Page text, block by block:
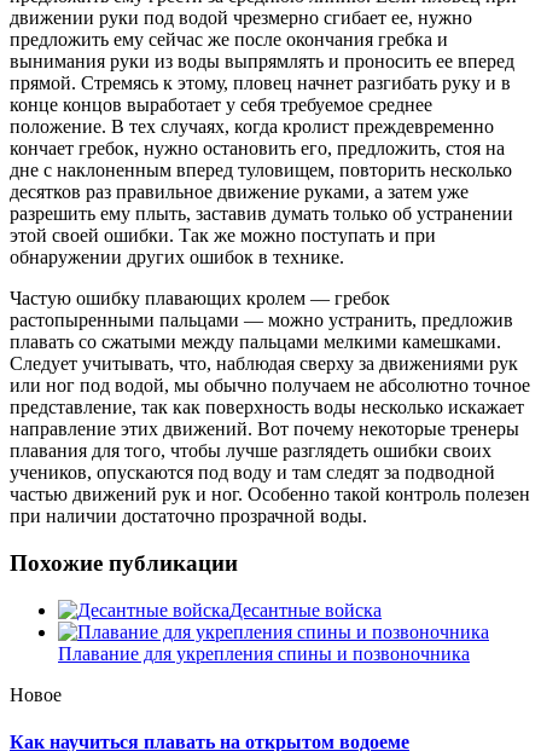
движении руки под водой чрезмерно сгибает ее, нужно
предложить ему сейчас же после окончания гребка и
вынимания руки из воды выпрямлять и проносить ее вперед
прямой. Стремясь к этому, пловец начнет разгибать руку и в
конце концов выработает у себя требуемое среднее
положение. В тех случаях, когда кролист преждевременно
кончает гребок, нужно остановить его, предложить, стоя на
дне с наклоненным вперед туловищем, повторить несколько
десятков раз правильное движение руками, а затем уже
разрешить ему плыть, заставив думать только об устранении
этой своей ошибки. Так же можно поступать и при
обнаружении других ошибок в технике.
Частую ошибку плавающих кролем — гребок
растопыренными пальцами — можно устранить, предложив
плавать со сжатыми между пальцами мелкими камешками.
Следует учитывать, что, наблюдая сверху за движениями рук
или ног под водой, мы обычно получаем не абсолютно точное
представление, так как поверхность воды несколько искажает
направление этих движений. Вот почему некоторые тренеры
плавания для того, чтобы лучше разглядеть ошибки своих
учеников, опускаются под воду и там следят за подводной
частью движений рук и ног. Особенно такой контроль полезен
при наличии достаточно прозрачной воды.
Похожие публикации
Десантные войска
Плавание для укрепления спины и позвоночника
Новое
Как научиться плавать на открытом водоеме